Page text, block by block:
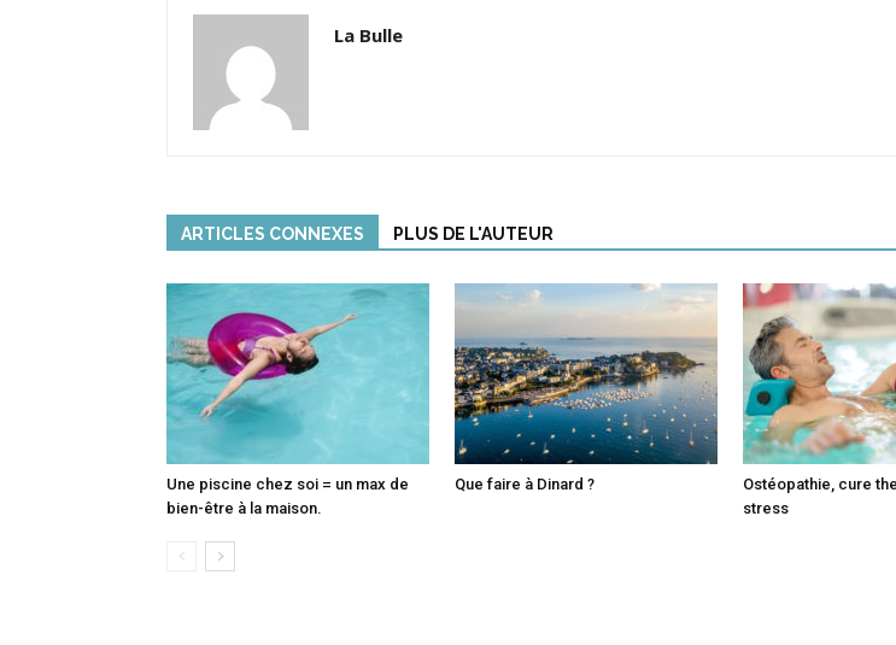
La Bulle
ARTICLES CONNEXES PLUS DE L'AUTEUR
Une piscine chez soi = un max de
bien-être à la maison.
Que faire à Dinard ?
Ostéopathie, cure
stress